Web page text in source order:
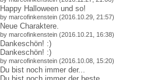
Happy Halloween und so!
by marcofinkenstein (2016.10.29, 21:57)
Neue Charaktere.
by marcofinkenstein (2016.10.21, 16:38)
Dankeschön! :)
Dankeschön! :)
by marcofinkenstein (2016.10.08, 15:20)
Du bist noch immer der...